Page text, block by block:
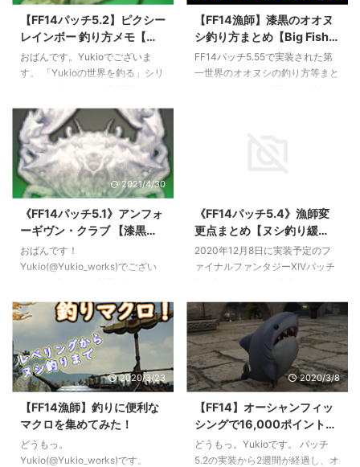
という難敵が思い出されますが、
リストラカントゥスはどうでしょ
う？ オオヌシ『リストラカント
ゥス』 釣り場：レイクランド
『ケンの島』 最寄エーテライ
16:00 ～ 23:59 ...
魚類伝承録:ノルヴラント ホワイ
トロンゾ / コルシア島 釣り場：コ
ルシア島『ワッツリバー下流』
最寄エーテライト：「スティルタ
イド」 天候：なし 時間：００：
【FF14パッチ5.2】ピクシー
レインボー 釣り方メモ【漆
黒のヌシ釣り】
おばんです。Yukioでございま
す。 「Yukioの世界を釣る」シリ
シ、『ピクシーレインボー』を狙
います。 ヌシ『ピクシーレイン
ボー』 釣り場：イル・メグ『中
の子らの流れ』 最寄エーテライ
ト：イル・メグ「ヴォレクドル
フ」 天候：快晴 / 晴れ ⇒ 霧 時
間：いつでも エサ：マーブルラ
ーヴァ 直釣り フッキング：プレ
シジョンフッキング 魚類伝承録:
ノルヴラント 釣り場はヴォレク
流れ」「末の ...
【FF14漁師】漆黒のオオヌ
シ釣り方まとめ【Big Fish】
※ネタバレ有
FF14パッチ5.55で実装された第
一世界のオオヌシの釣り方等まと
厳命城」 天候：快晴or晴れ ⇒
霧？（晴れ⇒曇りではヒットせず
ET21:46） 時間：16:00 ～ 23:59
エサ：蟲箱 ⇒ ヌシ「イモータル
2021/4/30
《FF14パッチ5.1》アンフォ
ーギヴン・クラブ 【漆黒の
ヌシ釣り】
おばんです！
Yukio(@Yukio_works)でござい
はテンペストはレイクランドのヌ
シ『アンフォーギヴン・クラブ』
を狙います。 アンフォーギヴ
ン・クラブを直訳すると「赦され
ざるカニ」。白い見た目から罪喰
いと間違えられたという話もあり
ます。 第一世界の罪喰いは「フ
ォーギヴン～」と呼ばれています
が、罪喰いではないということで
「アンフォーギヴン」となってい
《FF14パッチ5.4》漁師変
更点まとめ【ヌシ釣り緩
和？】
2020年12月8日に実装予定のフ
ァイナルファンタジーXIVパッチ
きます。 パッチ5.4 パッチノート
はこちら。 2020年12月7日更
新。 フィッシュアイの効果変更
魚の釣り上げ条件の一つだったフ
ィッシュアイが、「時間条件を無
視して釣れる」効果に変更されま
した。同時に消費GP、効果時間
も変更となっています。 パッチ
5.4時点でフィッシュアイの効果
があるのは蒼天エリアのヌシまで
2020/3/23
【FF14漁師】釣りに便利な
マクロを集めてみた！
どうもっ。
Yukio(@Yukio_works)です。
2020/3/8
【FF14】オーシャンフィッ
シングで16,000ポイントを
目指す！本気の釣り方メモ
【Ocean Fisher】
どうもっ。Yukioです。 パッチ
5.2の実装から2週間が経過し、オ